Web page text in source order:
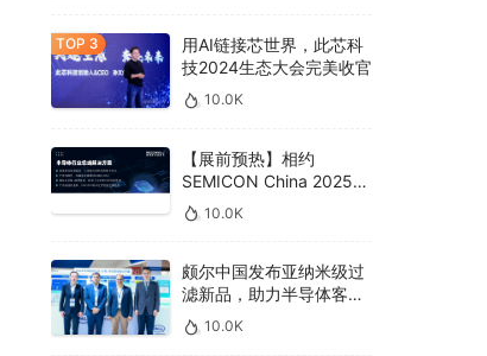
用AI链接芯世界，此芯科
技2024生态大会完美收官
10.0K
【展前预热】相约
SEMICON China 2025，
德克威尔总线解决方案革
新助力半导体设备高效升
10.0K
颇尔中国发布亚纳米级过
滤新品，助力半导体客户
良率提升
10.0K